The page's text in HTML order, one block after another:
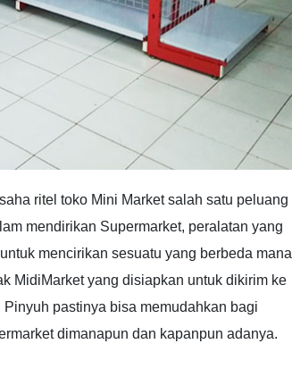
ritel toko Mini Market salah satu peluang
mendirikan Supermarket, peralatan yang
mencirikan sesuatu yang berbeda mana
MidiMarket yang disiapkan untuk dikirim ke
pastinya bisa memudahkan bagi
dimanapun dan kapanpun adanya.